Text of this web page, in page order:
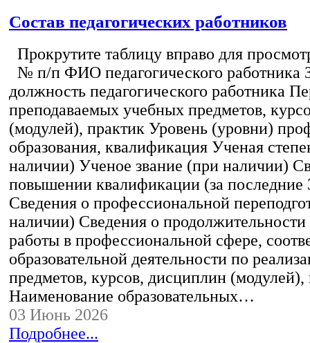
Состав педагогических работников
Прокрутите таблицу вправо для
№ п/п ФИО педагогического работника
должность педагогического работника
преподаваемых учебных предметов,
(модулей), практик Уровень (уровни)
образования, квалификация Ученая
наличии) Ученое звание (при наличии)
повышении квалификации (за последние
Сведения о профессиональной
наличии) Сведения о
работы в профессиональной сфере,
образовательной деятельности по
предметов, курсов, дисциплин (модулей),
Наименование образовательных…
03 Июнь 2026
Подробнее...